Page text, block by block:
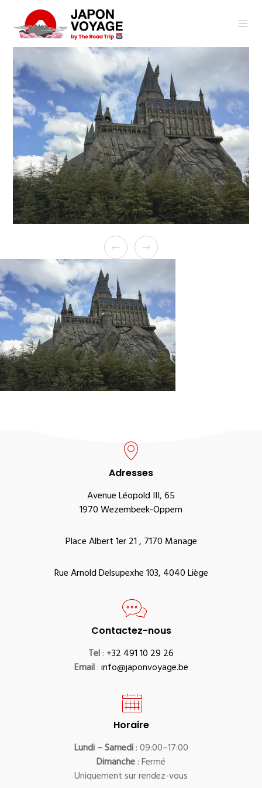
Adresses
Avenue Léopold III, 65
1970 Wezembeek-Oppem
Place Albert 1er 21 , 7170 Manage
Rue Arnold Delsupexhe 103, 4040 Liège
Contactez-nous
Tel: +32 491 10 29 26
Email:info@japonvoyage.be
Horaire
Lundi – Samedi: 09:00–17:00
Dimanche: Fermé
Uniquement sur rendez-vous